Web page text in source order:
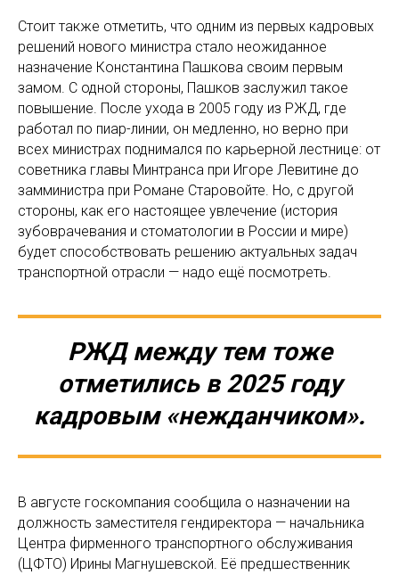
Стоит также отметить, что одним из первых кадровых
решений нового министра стало неожиданное
назначение Константина Пашкова своим первым
замом. С одной стороны, Пашков заслужил такое
повышение. После ухода в 2005 году из РЖД, где
работал по пиар-линии, он медленно, но верно при
всех министрах поднимался по карьерной лестнице: от
советника главы Минтранса при Игоре Левитине до
замминистра при Романе Старовойте. Но, с другой
стороны, как его настоящее увлечение (история
зубоврачевания и стоматологии в России и мире)
будет способствовать решению актуальных задач
транспортной отрасли — надо ещё посмотреть.
РЖД между тем тоже
отметились в 2025 году
кадровым «нежданчиком».
В августе госкомпания сообщила о назначении на
должность заместителя гендиректора — начальника
Центра фирменного транспортного обслуживания
(ЦФТО) Ирины Магнушевской. Её предшественник